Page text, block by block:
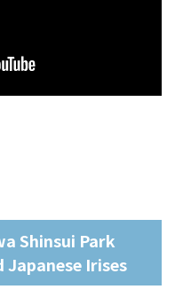
Shinsui Park
Irises